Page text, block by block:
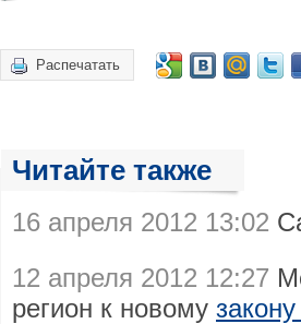
Распечатать
Читайте также
16 апреля 2012 13:02
12 апреля 2012 12:27
регион к новому